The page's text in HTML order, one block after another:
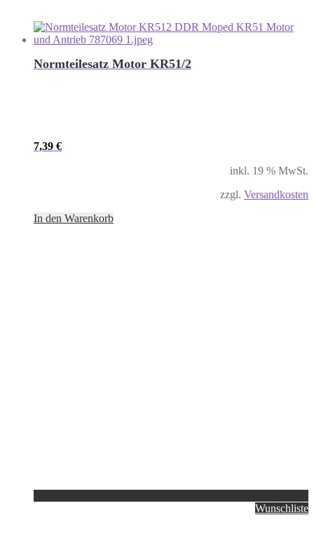
Normteilesatz Motor KR51/2
7,39 €
inkl. 19 % MwSt.
zzgl. Versandkosten
In den Warenkorb
Wunschliste